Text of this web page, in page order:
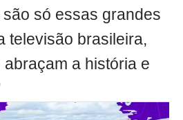
só essas grandes
televisão brasileira,
a história e